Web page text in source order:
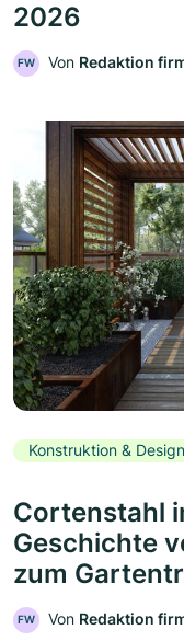
2026
FW Von Redaktion
Konstruktion & Design
Cortenstahl
Geschichte
zum
FW Von Redaktion